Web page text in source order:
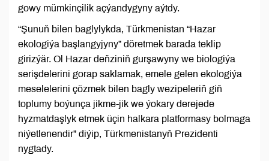
gowy mümkinçilik açýandygyny aýtdy.
“Şunuň bilen baglylykda, Türkmenistan “Hazar
ekologiýa başlangyjyny” döretmek barada teklip
girizýär. Ol Hazar deňziniň gurşawyny we biologiýa
serişdelerini gorap saklamak, emele gelen ekologiýa
meselelerini çözmek bilen bagly wezipeleriň giň
toplumy boýunça jikme-jik we ýokary derejede
hyzmatdaşlyk etmek üçin halkara platformasy bolmaga
niýetlenendir” diýip, Türkmenistanyň Prezidenti
nygtady.